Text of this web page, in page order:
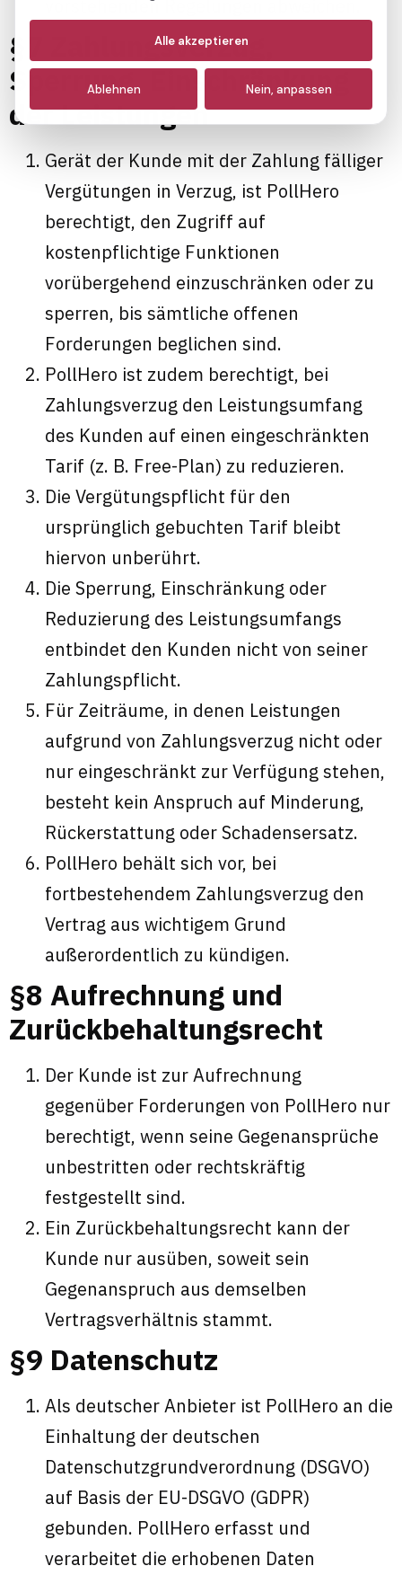
vorstehenden Regelungen abweichen.
§7 Zahlungsverzug,
Sperrung, Einschränkung
der Leistungen
Gerät der Kunde mit der Zahlung fälliger
Vergütungen in Verzug, ist PollHero
berechtigt, den Zugriff auf
kostenpflichtige Funktionen
vorübergehend einzuschränken oder zu
sperren, bis sämtliche offenen
Forderungen beglichen sind.
PollHero ist zudem berechtigt, bei
Zahlungsverzug den Leistungsumfang
des Kunden auf einen eingeschränkten
Tarif (z. B. Free-Plan) zu reduzieren.
Die Vergütungspflicht für den
ursprünglich gebuchten Tarif bleibt
hiervon unberührt.
Die Sperrung, Einschränkung oder
Reduzierung des Leistungsumfangs
entbindet den Kunden nicht von seiner
Zahlungspflicht.
Für Zeiträume, in denen Leistungen
aufgrund von Zahlungsverzug nicht oder
nur eingeschränkt zur Verfügung stehen,
besteht kein Anspruch auf Minderung,
Rückerstattung oder Schadensersatz.
PollHero behält sich vor, bei
fortbestehendem Zahlungsverzug den
Vertrag aus wichtigem Grund
außerordentlich zu kündigen.
§8 Aufrechnung und
Zurückbehaltungsrecht
Der Kunde ist zur Aufrechnung
gegenüber Forderungen von PollHero nur
berechtigt, wenn seine Gegenansprüche
unbestritten oder rechtskräftig
festgestellt sind.
Ein Zurückbehaltungsrecht kann der
Kunde nur ausüben, soweit sein
Gegenanspruch aus demselben
Vertragsverhältnis stammt.
§9 Datenschutz
Als deutscher Anbieter ist PollHero an die
Einhaltung der deutschen
Datenschutzgrundverordnung (DSGVO)
auf Basis der EU-DSGVO (GDPR)
gebunden. PollHero erfasst und
verarbeitet die erhobenen Daten
(immer aktiv)
Analyse
Alle akzeptieren
Ablehnen Nein, anpassen